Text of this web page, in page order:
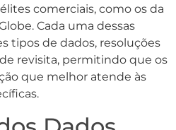
comerciais, como os da
Cada uma dessas
tipos de dados, resoluções
revisita, permitindo que os
que melhor atende às